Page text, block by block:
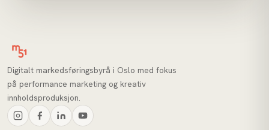
Digitalt markedsføringsbyrå i Oslo med fokus
på performance marketing og kreativ
innholdsproduksjon.